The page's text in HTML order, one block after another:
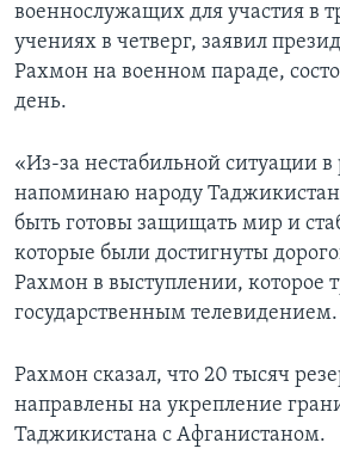
военнослужащих для участия в
учениях в четверг, заявил
Рахмон на военном параде,
день.
«Из-за нестабильной ситуации в
напоминаю народу
быть готовы защищать мир и
которые были достигнуты
Рахмон в выступлении, которое
государственным телевидением.
Рахмон сказал, что 20 тысяч
направлены на укрепление
Таджикистана с Афганистаном.